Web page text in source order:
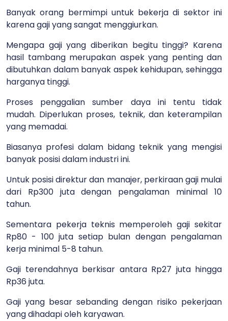
Banyak orang bermimpi untuk bekerja di sektor ini
karena gaji yang sangat menggiurkan.
Mengapa gaji yang diberikan begitu tinggi? Karena
hasil tambang merupakan aspek yang penting dan
dibutuhkan dalam banyak aspek kehidupan, sehingga
harganya tinggi.
Proses penggalian sumber daya ini tentu tidak
mudah. Diperlukan proses, teknik, dan keterampilan
yang memadai.
Biasanya profesi dalam bidang teknik yang mengisi
banyak posisi dalam industri ini.
Untuk posisi direktur dan manajer, perkiraan gaji mulai
dari Rp300 juta dengan pengalaman minimal 10
tahun.
Sementara pekerja teknis memperoleh gaji sekitar
Rp80 - 100 juta setiap bulan dengan pengalaman
kerja minimal 5-8 tahun.
Gaji terendahnya berkisar antara Rp27 juta hingga
Rp36 juta.
Gaji yang besar sebanding dengan risiko pekerjaan
yang dihadapi oleh karyawan.